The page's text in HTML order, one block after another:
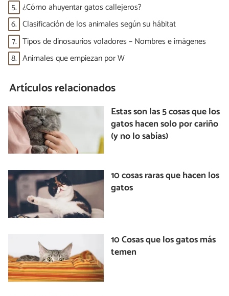
5. ¿Cómo ahuyentar gatos callejeros?
6. Clasificación de los animales según su hábitat
7. Tipos de dinosaurios voladores – Nombres e imágenes
8. Animales que empiezan por W
Artículos relacionados
Estas son las 5 cosas que los
gatos hacen solo por cariño
(y no lo sabías)
10 cosas raras que hacen los
gatos
10 Cosas que los gatos más
temen